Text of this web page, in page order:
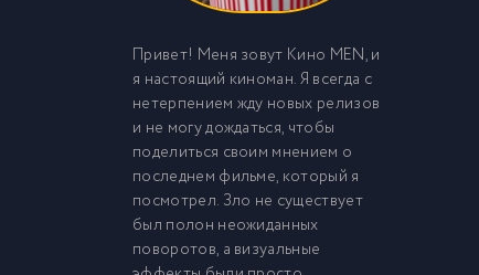
Привет! Меня зовут Кино MEN, и
я настоящий киноман. Я всегда с
нетерпением жду новых релизов
и не могу дождаться, чтобы
поделиться своим мнением о
последнем фильме, который я
посмотрел. Зло не существует
был полон неожиданных
поворотов, а визуальные